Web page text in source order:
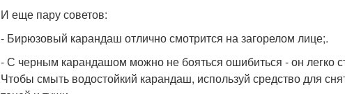
И еще пару советов:
- Бирюзовый карандаш отлично смотрится на загорелом лице;.
- С черным карандашом можно не бояться ошибиться - он легко
Чтобы смыть водостойкий карандаш, используй средство для